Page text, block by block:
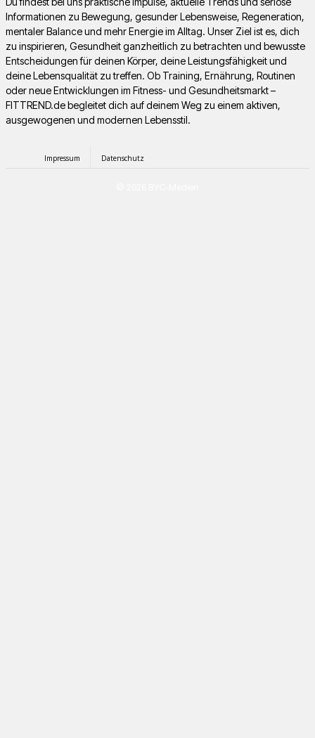
Informationen zu Bewegung, gesunder Lebensweise, Regeneration,
mentaler Balance und mehr Energie im Alltag. Unser Ziel ist es, dich
zu inspirieren, Gesundheit ganzheitlich zu betrachten und bewusste
Entscheidungen für deinen Körper, deine Leistungsfähigkeit und
deine Lebensqualität zu treffen. Ob Training, Ernährung, Routinen
oder neue Entwicklungen im Fitness- und Gesundheitsmarkt –
FITTREND.de begleitet dich auf deinem Weg zu einem aktiven,
ausgewogenen und modernen Lebensstil.
Impressum Datenschutz